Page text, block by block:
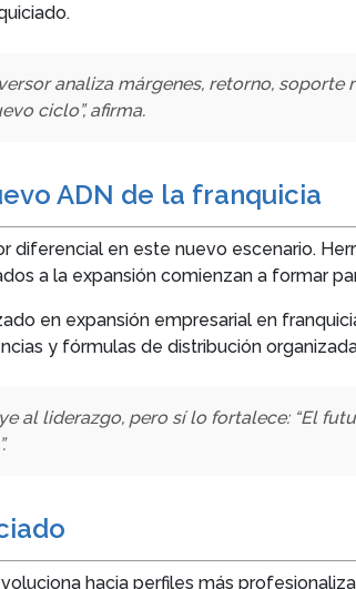
analiza márgenes, retorno,
ciclo”, afirma.
ADN de la franquicia
diferencial en este nuevo escenario.
a la expansión comienzan a formar
en expansión empresarial en
y fórmulas de distribución
al liderazgo, pero sí lo fortalece: “El
hacia perfiles más